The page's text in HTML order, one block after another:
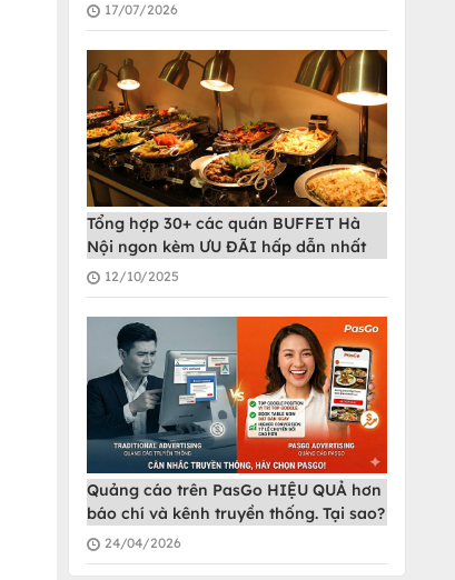
17/07/2026
Tổng hợp 30+ các quán BUFFET Hà
Nội ngon kèm ƯU ĐÃI hấp dẫn nhất
12/10/2025
Quảng cáo trên PasGo HIỆU QUẢ hơn
báo chí và kênh truyền thống. Tại sao?
24/04/2026